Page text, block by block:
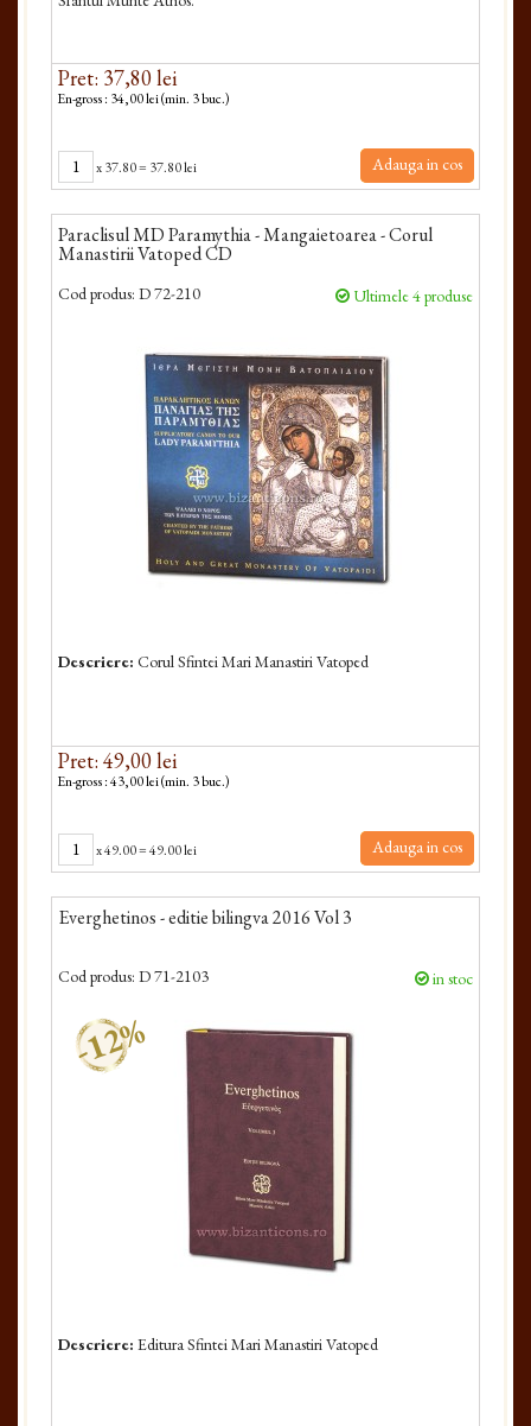
Pret: 37,80 lei
En-gross : 34,00 lei (min. 3 buc.)
x37.80= 37.80 lei Adauga in cos
Paraclisul MD Paramythia - Mangaietoarea - Corul
Manastirii Vatoped CD
Cod produs: D 72-210 Ultimele 4 produse
Descriere: Corul Sfintei Mari Manastiri Vatoped
Pret: 49,00 lei
En-gross : 43,00 lei (min. 3 buc.)
x49.00=49.00 lei Adauga in cos
Everghetinos - editie bilingva 2016 Vol 3
Cod produs: D 71-2103 in stoc
-12%
Descriere: Editura Sfintei Mari Manastiri Vatoped